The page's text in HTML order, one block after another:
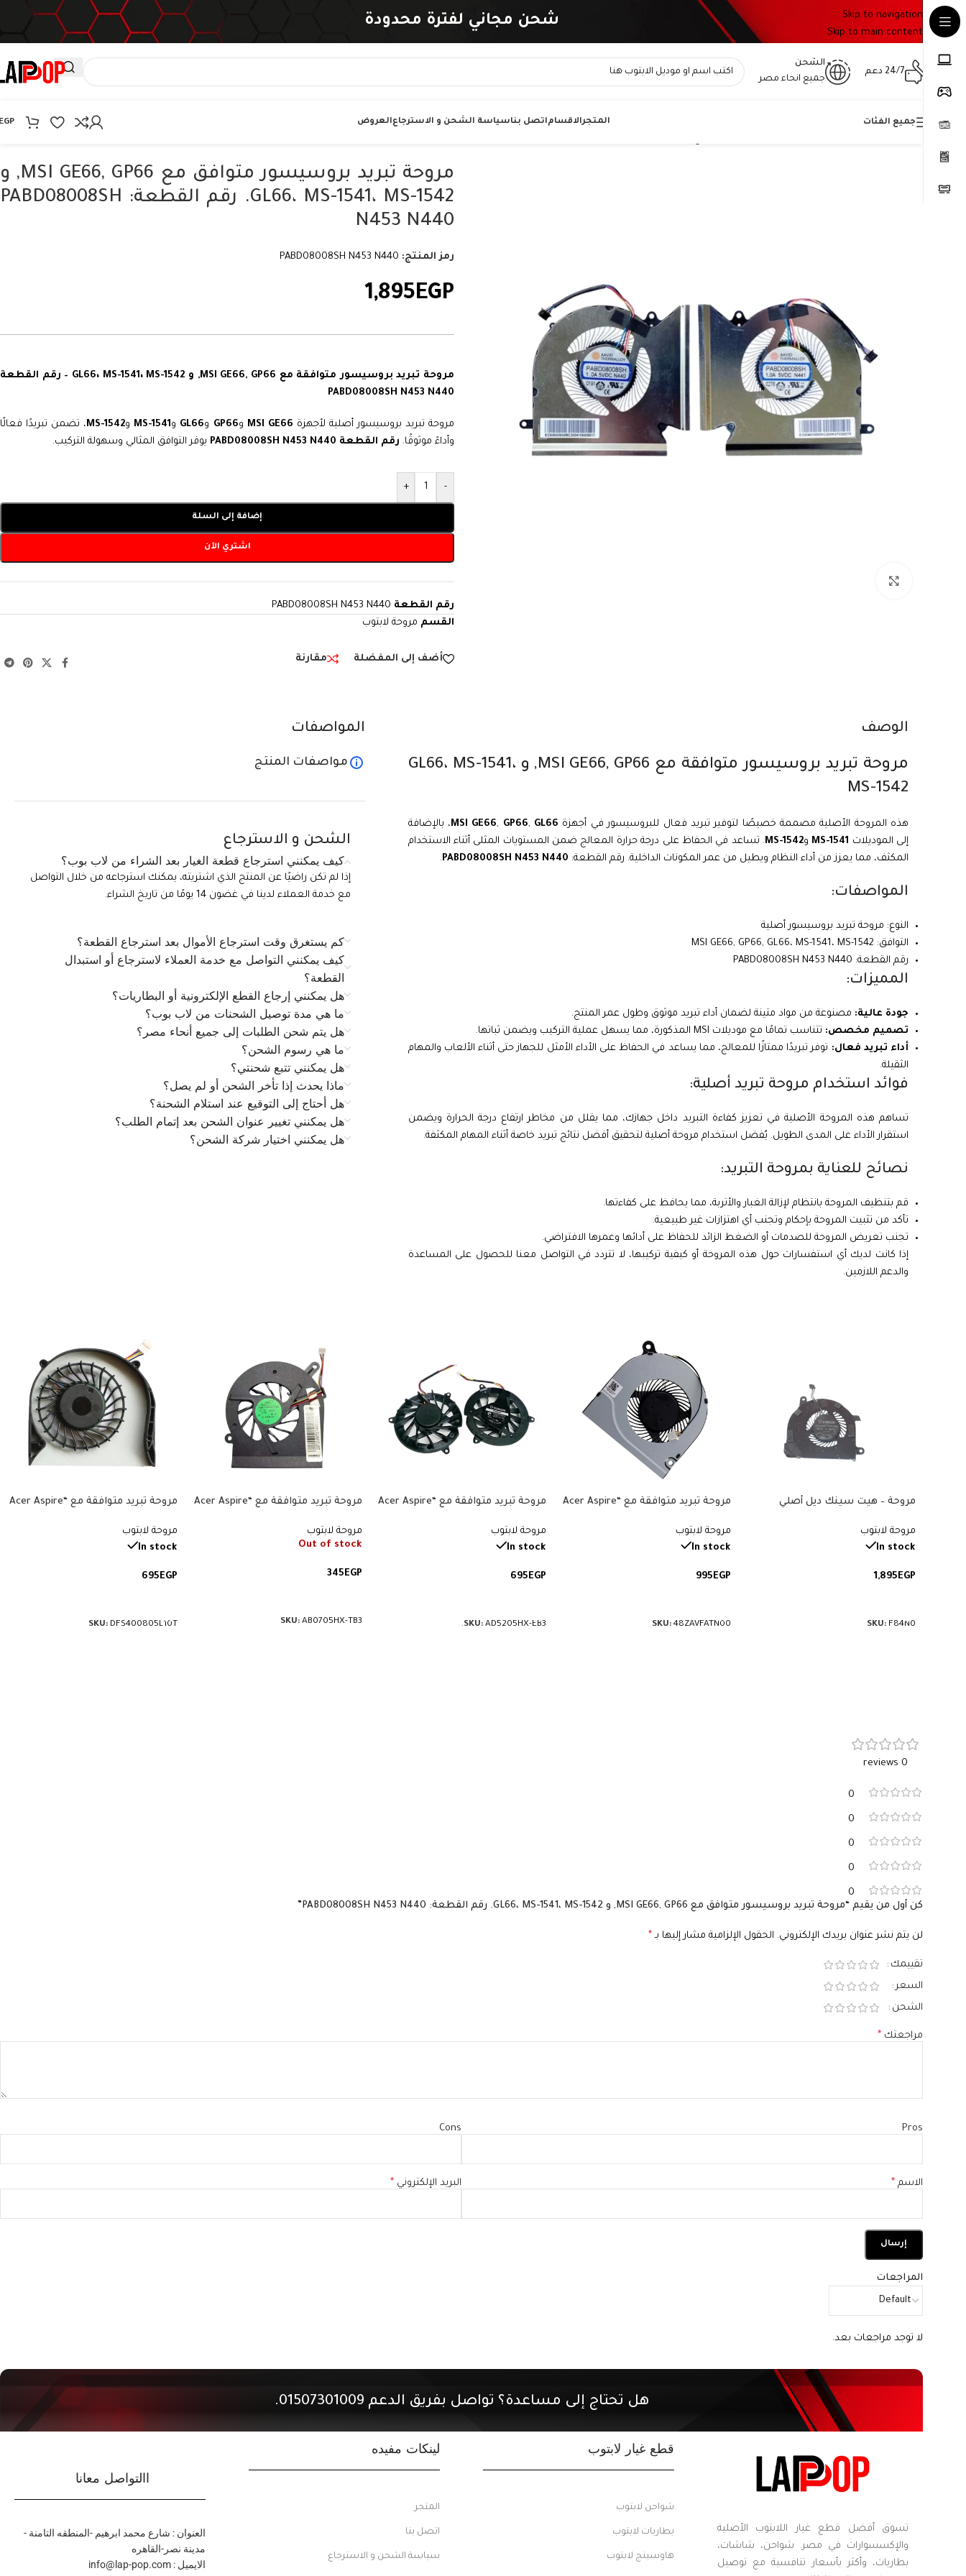
Skip to navigation
Skip to main content
شحن مجاني لفترة محدودة
24/7 دعم
الشحن
جميع انحاء مصر
جميع الفئات المتجرالاقساماتصل بناسياسة الشحن و الاسترجاعالعروض
مروحة تبريد بروسيسور متوافق مع MSI GE66, GP66, و
GL66، MS-1541، MS-1542. رقم القطعة: PABD08008SH
N453 N440
رمز المنتج: PABD08008SH N453 N440
1,895EGP
مروحة تبريد بروسيسور متوافقة مع MSI GE66, GP66, و GL66، MS-1541، MS-1542 – رقم القطعة
PABD08008SH N453 N440
مروحة تبريد بروسيسور أصلية لأجهزة MSI GE66 وGP66 وGL66 وMS-1541 وMS-1542، تضمن تبريدًا فعالًا
وأداءً موثوقًا. رقم القطعة PABD08008SH N453 N440 يوفر التوافق المثالي وسهولة التركيب.
-
+
إضافة إلى السلة
اشتري الآن
رقم القطعة PABD08008SH N453 N440
القسم مروحة لابتوب
أضف إلى المفضلة مقارنة
الوصف
مروحة تبريد بروسيسور متوافقة مع MSI GE66, GP66, و GL66، MS-1541،
MS-1542
هذه المروحة الأصلية مصممة خصيصًا لتوفير تبريد فعال للبروسيسور في أجهزة MSI GE66, GP66, GL66
، بالإضافة
إلى الموديلات MS-1541 وMS-1542. تساعد في الحفاظ على درجة حرارة المعالج ضمن المستويات المثلى أثناء الاستخدام
المكثف، مما يعزز من أداء النظام ويطيل من عمر المكونات الداخلية. رقم القطعة: PABD08008SH N453 N440
.
المواصفات:
النوع: مروحة تبريد بروسيسور أصلية
التوافق: MSI GE66, GP66, GL66، MS-1541، MS-1542
رقم القطعة: PABD08008SH N453 N440
المميزات:
جودة عالية: مصنوعة من مواد متينة لضمان أداء تبريد موثوق وطول عمر المنتج.
تصميم مخصص: تتناسب تمامًا مع موديلات MSI المذكورة، مما يسهل عملية التركيب ويضمن ثباتها.
أداء تبريد فعال: توفر تبريدًا ممتازًا للمعالج، مما يساعد في الحفاظ على الأداء الأمثل للجهاز حتى أثناء الألعاب والمهام
الثقيلة.
فوائد استخدام مروحة تبريد أصلية:
تساهم هذه المروحة الأصلية في تعزيز كفاءة التبريد داخل جهازك، مما يقلل من مخاطر ارتفاع درجة الحرارة ويضمن
استقرار الأداء على المدى الطويل. يُفضل استخدام مروحة أصلية لتحقيق أفضل نتائج تبريد خاصة أثناء المهام المكثفة.
نصائح للعناية بمروحة التبريد:
قم بتنظيف المروحة بانتظام لإزالة الغبار والأتربة، مما يحافظ على كفاءتها.
تأكد من تثبيت المروحة بإحكام وتجنب أي اهتزازات غير طبيعية.
تجنب تعريض المروحة للصدمات أو الضغط الزائد للحفاظ على أدائها وعمرها الافتراضي.
إذا كانت لديك أي استفسارات حول هذه المروحة أو كيفية تركيبها، لا تتردد في التواصل معنا للحصول على المساعدة
والدعم اللازمين.
المواصفات
مواصفات المنتج
الشحن و الاسترجاع
كيف يمكنني استرجاع قطعة الغيار بعد الشراء من لاب بوب؟
إذا لم تكن راضيًا عن المنتج الذي اشتريته، يمكنك استرجاعه من خلال التواصل
مع خدمة العملاء لدينا في غضون 14 يومًا من تاريخ الشراء.
كم يستغرق وقت استرجاع الأموال بعد استرجاع القطعة؟
كيف يمكنني التواصل مع خدمة العملاء لاسترجاع أو استبدال
القطعة؟
هل يمكنني إرجاع القطع الإلكترونية أو البطاريات؟
ما هي مدة توصيل الشحنات من لاب بوب؟
هل يتم شحن الطلبات إلى جميع أنحاء مصر؟
ما هي رسوم الشحن؟
هل يمكنني تتبع شحنتي؟
ماذا يحدث إذا تأخر الشحن أو لم يصل؟
هل أحتاج إلى التوقيع عند استلام الشحنة؟
هل يمكنني تغيير عنوان الشحن بعد إتمام الطلب؟
هل يمكنني اختيار شركة الشحن؟
مروحة – هيت سينك ديل أصلي
رقم القطعة: F84N0.
مروحة لابتوب
In stock
1,895EGP
SKU: F84N0
مروحة تبريد متوافقة مع “Acer Aspire
القطعة: 48ZAVFATN00.
مروحة لابتوب
In stock
995EGP
SKU:48ZAVFATN00
مروحة تبريد متوافقة مع “Acer Aspire
AD5205HX-EB3.
مروحة لابتوب
In stock
695EGP
SKU:AD5205HX-EB3.
مروحة تبريد متوافقة مع “Acer Aspire
القطعة: AB0705HX-TB3.
مروحة لابتوب
Out of stock
345EGP
SKU: AB0705HX-TB3
مروحة تبريد متوافقة مع “Acer Aspire
DFS400805L10T.
مروحة لابتوب
In stock
695EGP
SKU: DFS400805L10T
0 reviews
0
0
0
0
0
المراجعات
لا توجد مراجعات بعد.
كن أول من يقيم “مروحة تبريد بروسيسور متوافق مع MSI GE66, GP66, و GL66، MS-1541، MS-1542. رقم القطعة: PABD08008SH N453 N440”
لن يتم نشر عنوان بريدك الإلكتروني. الحقول الإلزامية مشار إليها بـ *
تقييمك
السعر
الشحن
مراجعتك *
Pros
Cons
الاسم * البريد الإلكتروني *
هل تحتاج إلى مساعدة؟ تواصل بفريق الدعم 01507301009.
تسوق أفضل قطع غيار اللابتوب الأصلية
والإكسسوارات في مصر. شواحن، شاشات،
بطاريات، وأكثر بأسعار تنافسية مع توصيل
قطع غيار لابتوب
شواحن لابتوب
بطاريات لابتوب
هاوسينج لابتوب
لينكات مفيده
المتجر
اتصل بنا
سياسة الشحن و الاسترجاع
االتواصل معانا
العنوان : شارع محمد ابرهيم -المنطقه التامنة -
مدينة نصر-القاهره
الايميل : info@lap-pop.com